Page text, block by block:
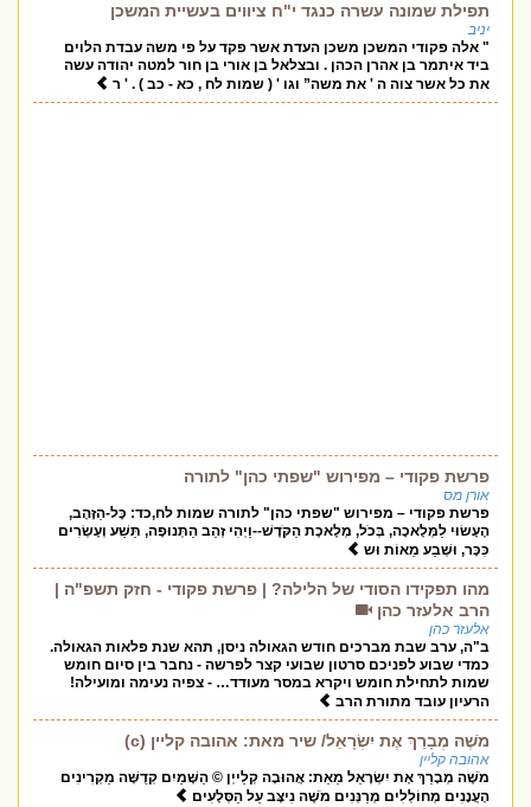
תפילת שמונה עשרה כנגד י"ח ציווים בעשיית המשכן
יניב
" אלה פקודי המשכן משכן העדת אשר פקד על פי משה עבדת הלוים
ביד איתמר בן אהרן הכהן . ובצלאל בן אורי בן חור למטה יהודה עשה
את כל אשר צוה ה ' את משה” וגו ' ( שמות לח , כא - כב ) . ' ר
פרשת פקודי – מפירוש "שפתי כהן" לתורה
אורן מס
פרשת פקודי – מפירוש "שפתי כהן" לתורה שמות לח,כד: כָּל-הַזָּהָב,
הֶעָשׂוּי לַמְּלָאכָה, בְּכֹל, מְלֶאכֶת הַקֹּדֶשׁ--וַיְהִי זְהַב הַתְּנוּפָה, תֵּשַׁע וְעֶשְׂרִים
כִּכָּר, וּשְׁבַע מֵאוֹת וּש
מהו תפקידו הסודי של הלילה? | פרשת פקודי - חזק תשפ"ה |
הרב אלעזר כהן
אלעזר כהן
ב"ה, ערב שבת מברכים חודש הגאולה ניסן, תהא שנת פלאות הגאולה.
כמדי שבוע לפניכם סרטון שבועי קצר לפרשה - נחבר בין סיום חומש
שמות לתחילת חומש ויקרא במסר מעודד… - צפיה נעימה ומועילה!
הרעיון עובד מתורת הרב
מֹשֶׁה מְבָרֵךְ אֶת יִשְׂרָאֵל/ שיר מאת: אהובה קליין (c)
אהובה קליין
מֹשֶׁה מְבָרֵךְ אֶת יִשְׂרָאֵל מֵאֵת: אֲהוּבָה קְלַייְן © הַשָּׁמַיִם קְדֻשָּׁה מַקְרִינִים
הָעֲנָנִים מְחוֹלְלִים מְרַנְּנִים מֹשֶׁה נִיצָּב עַל הַסְּלָעִים